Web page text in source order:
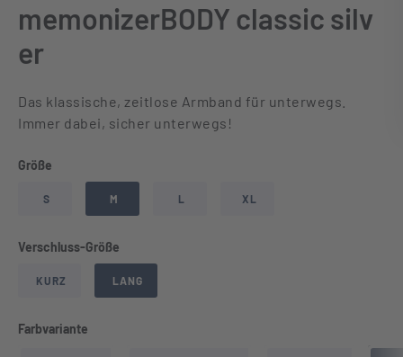
memonizerBODY classic silv
er
Das klassische, zeitlose Armband für unterwegs.
Immer dabei, sicher unterwegs!
Größe
S M L XL
Verschluss-Größe
KURZ LANG
Farbvariante